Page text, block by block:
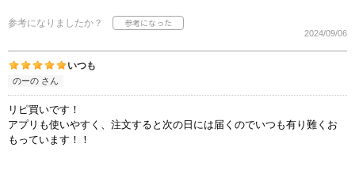
参考になりましたか？
2024/09/06
いつも
のーの さん
リピ買いです！
アプリも使いやすく、注文すると次の日には届くのでいつも有り難くお
もっています！！